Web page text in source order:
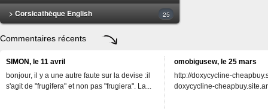
> Corsicathèque English 25
Commentaires récents
SIMON, le 11 avril
bonjour, il y a une autre faute sur la devise :il
s'agit de "frugifera" et non pas "frugiera". La...
omobigusew, le 25 mars
http://doxycycline-
doxycycline-